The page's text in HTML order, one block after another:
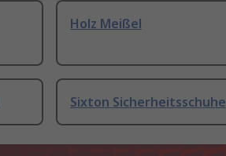
Holz Meißel
Sixton Sicherheitsschuhe